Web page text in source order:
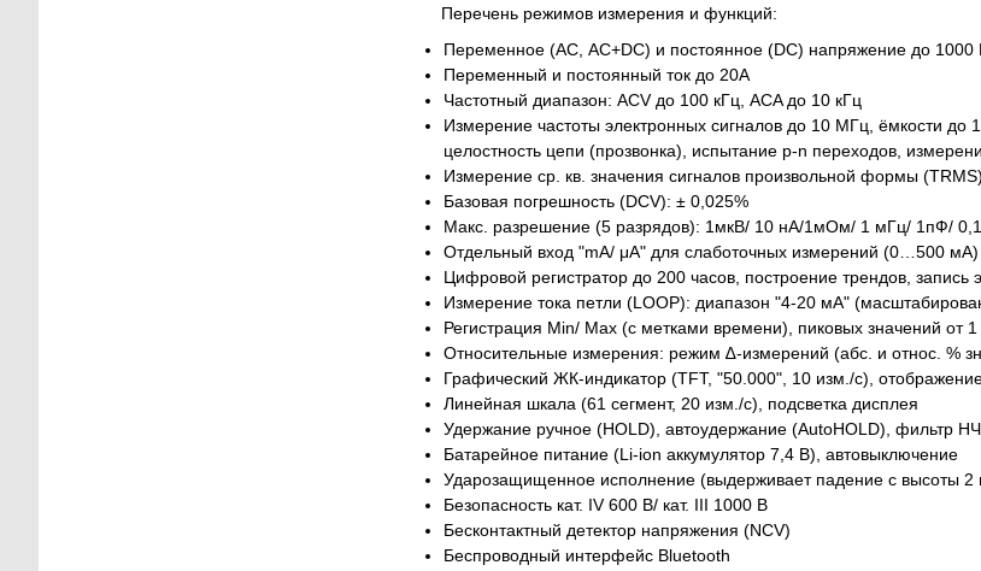
Перечень режимов измерения и функций:
Переменное (АС, AC+DC) и постоянное (DC) напряжение до 1000
Переменный и постоянный ток до 20А
Частотный диапазон: ACV до 100 кГц, ACA до 10 кГц
Измерение частоты электронных сигналов до 10 МГц, ёмкости
целостность цепи (прозвонка), испытание p-n переходов,
Измерение ср. кв. значения сигналов произвольной формы (TRMS)
Базовая погрешность (DCV): ± 0,025%
Макс. разрешение (5 разрядов): 1мкВ/ 10 нА/1мОм/ 1 мГц/ 1пФ/
Отдельный вход "mA/ μA" для слаботочных измерений (0…500 мА)
Цифровой регистратор до 200 часов, построение трендов, запись
Измерение тока петли (LOOP): диапазон "4-20 мА"
Регистрация Min/ Max (с метками времени), пиковых значений от
Относительные измерения: режим ∆-измерений (абс. и относ. %
Графический ЖК-индикатор (TFT, "50.000", 10 изм./с),
Линейная шкала (61 сегмент, 20 изм./с), подсветка дисплея
Удержание ручное (HOLD), автоудержание (AutoHOLD), фильтр
Батарейное питание (Li-ion аккумулятор 7,4 В), автовыключение
Ударозащищенное исполнение (выдерживает падение с высоты 2
Безопасность кат. IV 600 В/ кат. III 1000 В
Бесконтактный детектор напряжения (NCV)
Беспроводный интерфейс Bluetooth